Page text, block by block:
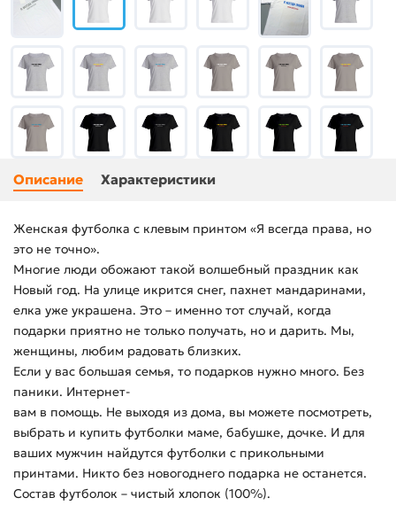
Описание Характеристики
Женская футболка с клевым принтом «Я всегда права, но
это не точно».
Многие люди обожают такой волшебный праздник как
Новый год. На улице икрится снег, пахнет мандаринами,
елка уже украшена. Это – именно тот случай, когда
подарки приятно не только получать, но и дарить. Мы,
женщины, любим радовать близких.
Если у вас большая семья, то подарков нужно много. Без
паники. Интернет-
вам в помощь. Не выходя из дома, вы можете посмотреть,
выбрать и купить футболки маме, бабушке, дочке. И для
ваших мужчин найдутся футболки с прикольными
принтами. Никто без новогоднего подарка не останется.
Состав футболок – чистый хлопок (100%).